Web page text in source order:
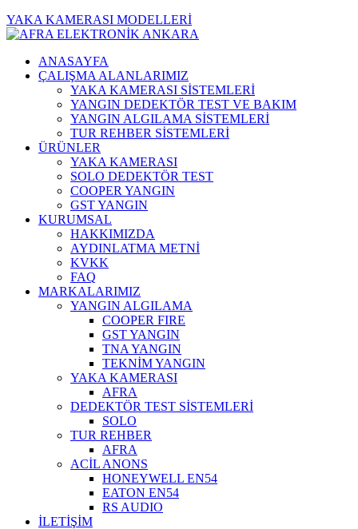
YAKA KAMERASI MODELLERİ
ANASAYFA
ÇALIŞMA ALANLARIMIZ
YAKA KAMERASI SİSTEMLERİ
YANGIN DEDEKTÖR TEST VE BAKIM
YANGIN ALGILAMA SİSTEMLERİ
TUR REHBER SİSTEMLERİ
ÜRÜNLER
YAKA KAMERASI
SOLO DEDEKTÖR TEST
COOPER YANGIN
GST YANGIN
KURUMSAL
HAKKIMIZDA
AYDINLATMA METNİ
KVKK
FAQ
MARKALARIMIZ
YANGIN ALGILAMA
COOPER FIRE
GST YANGIN
TNA YANGIN
TEKNİM YANGIN
YAKA KAMERASI
AFRA
DEDEKTÖR TEST SİSTEMLERİ
SOLO
TUR REHBER
AFRA
ACİL ANONS
HONEYWELL EN54
EATON EN54
RS AUDIO
İLETİŞİM